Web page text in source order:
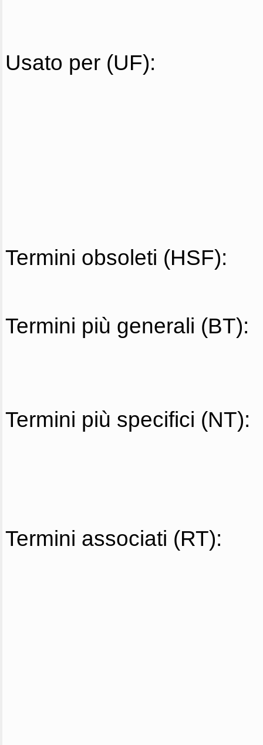
Usato per (UF):
Termini obsoleti (HSF):
Termini più generali (BT):
Termini più specifici (NT):
Termini associati (RT):